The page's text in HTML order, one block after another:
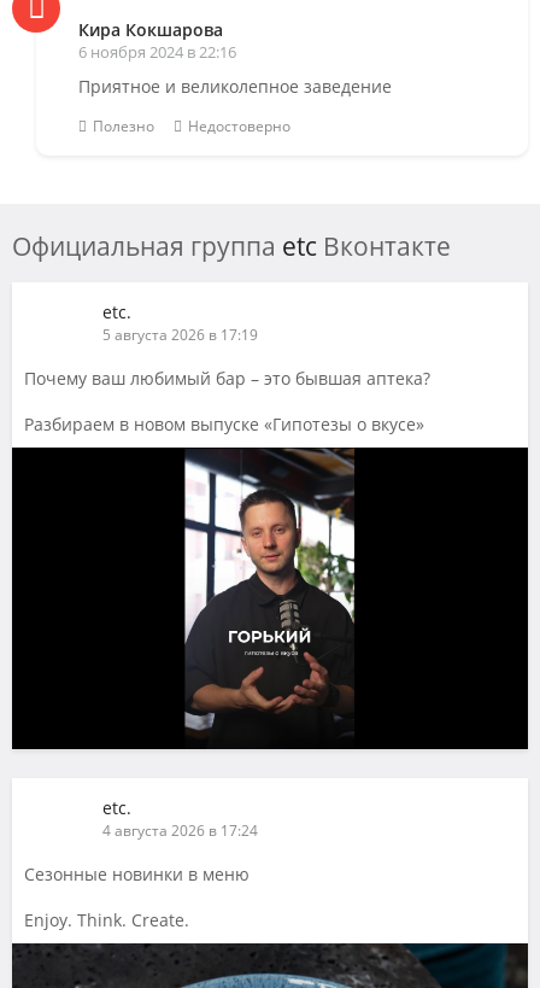
Кира Кокшарова
6 ноября 2024 в 22:16
Приятное и великолепное заведение
Полезно Недостоверно
Официальная группа etc Вконтакте
etc.
5 августа 2026 в 17:19
Почему ваш любимый бар – это бывшая аптека?
Разбираем в новом выпуске «Гипотезы о вкусе»
etc.
4 августа 2026 в 17:24
Сезонные новинки в меню
Enjoy. Think. Create.